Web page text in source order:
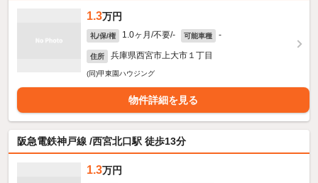
1.3万円
礼/保/権 1.0ヶ月/不要/- 可能車種 -
住所 兵庫県西宮市上大市１丁目
(同)甲東園ハウジング
物件詳細を見る
阪急電鉄神戸線 /西宮北口駅 徒歩13分
1.3万円